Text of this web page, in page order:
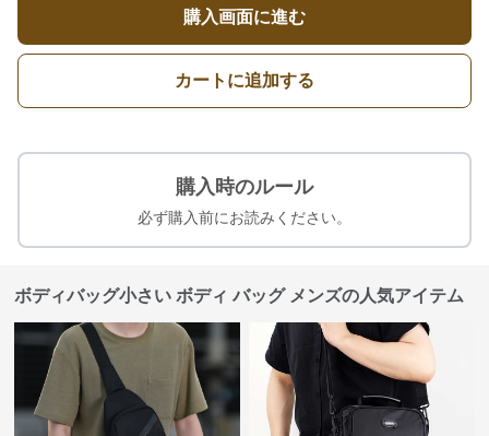
購入画面に進む
カートに追加する
購入時のルール
必ず購入前にお読みください。
ボディバッグ小さい ボディ バッグ メンズの人気アイテム